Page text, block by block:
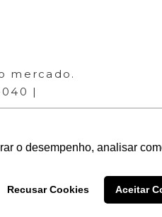
o desempenho, analisar
Recusar Cookies Aceitar
mercado.
|
os direitos reservados.